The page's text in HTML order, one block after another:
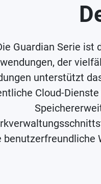
Guardian Serie ist
der
unterstützt
Cloud-
benutzerfreundliche